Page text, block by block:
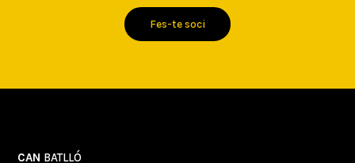
Fes-te soci
CAN BATLLÓ